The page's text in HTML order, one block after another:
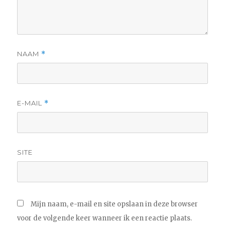
NAAM *
E-MAIL *
SITE
Mijn naam, e-mail en site opslaan in deze browser
voor de volgende keer wanneer ik een reactie plaats.